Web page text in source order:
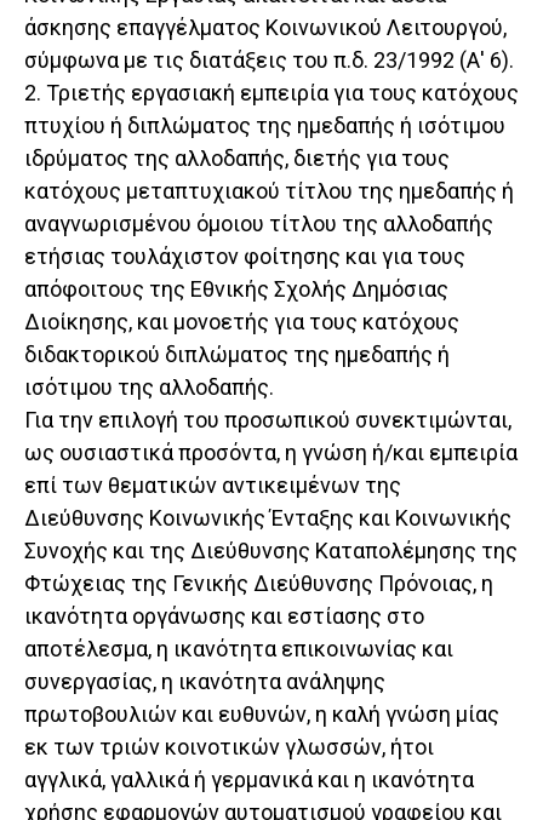
άσκησης επαγγέλματος Κοινωνικού Λειτουργού,
σύμφωνα με τις διατάξεις του π.δ. 23/1992 (Α' 6).
2. Τριετής εργασιακή εμπειρία για τους κατόχους
πτυχίου ή διπλώματος της ημεδαπής ή ισότιμου
ιδρύματος της αλλοδαπής, διετής για τους
κατόχους μεταπτυχιακού τίτλου της ημεδαπής ή
αναγνωρισμένου όμοιου τίτλου της αλλοδαπής
ετήσιας τουλάχιστον φοίτησης και για τους
απόφοιτους της Εθνικής Σχολής Δημόσιας
Διοίκησης, και μονοετής για τους κατόχους
διδακτορικού διπλώματος της ημεδαπής ή
ισότιμου της αλλοδαπής.
Για την επιλογή του προσωπικού συνεκτιμώνται,
ως ουσιαστικά προσόντα, η γνώση ή/και εμπειρία
επί των θεματικών αντικειμένων της
Διεύθυνσης Κοινωνικής Ένταξης και Κοινωνικής
Συνοχής και της Διεύθυνσης Καταπολέμησης της
Φτώχειας της Γενικής Διεύθυνσης Πρόνοιας, η
ικανότητα οργάνωσης και εστίασης στο
αποτέλεσμα, η ικανότητα επικοινωνίας και
συνεργασίας, η ικανότητα ανάληψης
πρωτοβουλιών και ευθυνών, η καλή γνώση μίας
εκ των τριών κοινοτικών γλωσσών, ήτοι
αγγλικά, γαλλικά ή γερμανικά και η ικανότητα
χρήσης εφαρμογών αυτοματισμού γραφείου και